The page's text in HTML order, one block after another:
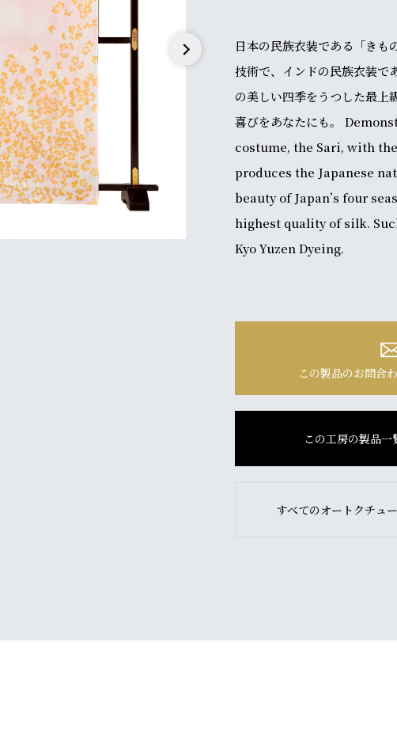
日本の民族衣装である「きも
技術で、インドの民族衣装で
の美しい四季をうつした最上
喜びをあなたにも。
costume, the Sari, with
produces the Japanese
beauty of Japan’s four
highest quality of silk.
Kyo Yuzen Dyeing.
この製品のお問合
この工房の製品一
すべてのオートクチュ